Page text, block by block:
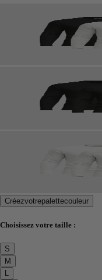
Créezvotrepalettecouleur
Choisissez votre taille :
S
M
L